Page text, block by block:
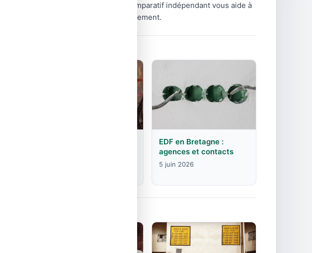
une consommation type. Notre comparatif indépendant vous aide à
engagement et sans frais de changement.
EDF en Bretagne :
agences et contacts
5 juin 2026